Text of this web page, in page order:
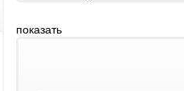
показать